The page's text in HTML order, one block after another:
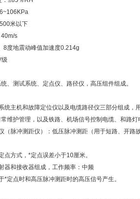
米以下
s
8度地震动峰值加速度0.214g
级
、测试系统、定点仪、路径仪，高压组件组成。
统主机和故障定位仪以及电缆路径仪三部分组成
维护管理，以及铁路、机场信号控制电缆、和路灯
（脉冲测距仪）：低压脉冲测距（用于短路、开
点方式，*定点误差小于10厘米。
器和接收器组成，工作频率：中频
*定点时和高压脉冲测距时的高压信号产生。